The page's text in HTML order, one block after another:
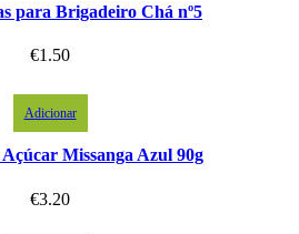
para Brigadeiro Chá nº5
€1.50
Adicionar
Açúcar Missanga Azul 90g
€3.20